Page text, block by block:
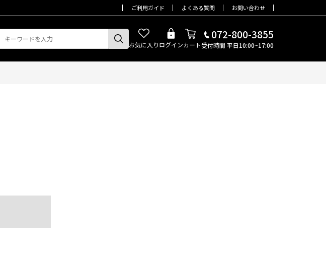
ご利用ガイド よくある質問 お問い合わせ
お気に入りログインカート
072-800-3855
受付時間 平日10:00~17:00